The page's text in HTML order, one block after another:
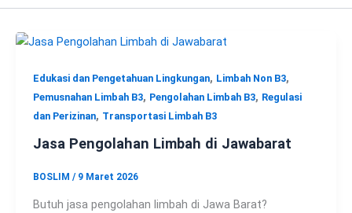
Edukasi dan Pengetahuan Lingkungan, Limbah Non B3,
Pemusnahan Limbah B3, Pengolahan Limbah B3, Regulasi
dan Perizinan, Transportasi Limbah B3
Jasa Pengolahan Limbah di Jawabarat
BOSLIM / 9 Maret 2026
Butuh jasa pengolahan limbah di Jawa Barat?